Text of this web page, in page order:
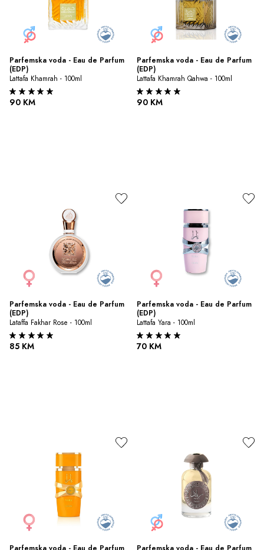
Parfemska voda - Eau de Parfum
(EDP)
Lattafa Khamrah - 100ml
90 KM
Parfemska voda - Eau de Parfum
(EDP)
Lattafa Khamrah Qahwa - 100ml
90 KM
Parfemska voda - Eau de Parfum
(EDP)
Lataffa Fakhar Rose - 100ml
85 KM
Parfemska voda - Eau de Parfum
(EDP)
Lattafa Yara - 100ml
70 KM
Parfemska voda - Eau de Parfum
Parfemska voda - Eau de Parfum